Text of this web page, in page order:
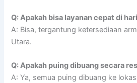
Q: Apakah bisa layanan cepat di
A: Bisa, tergantung ketersediaan
Utara.
Q: Apakah puing dibuang secara
A: Ya, semua puing dibuang ke